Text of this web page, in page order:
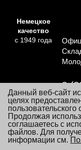
Немецкое
качество
с 1949 года
8
Согласие на
Политика
Посещая настоящий
файлов «cookie»,
Данный веб-сайт
целях
Продолжая
соглашаетесь с
файлов. Для
информации см.